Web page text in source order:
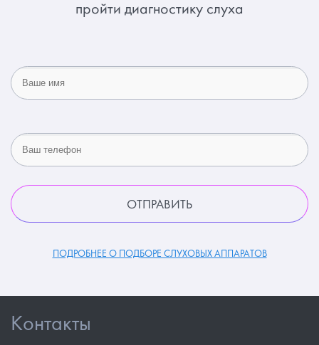
пройти диагностику слуха
ПОДРОБНЕЕ О ПОДБОРЕ СЛУХОВЫХ АППАРАТОВ
Контакты